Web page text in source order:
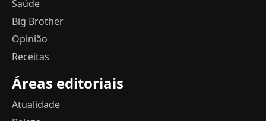
Saúde
Big Brother
Opinião
Receitas
Áreas editoriais
Atualidade